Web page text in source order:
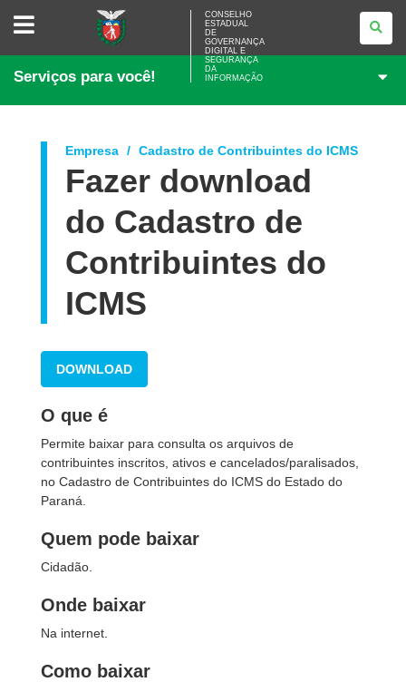
CONSELHO
ESTADUAL
GOVERNANÇA
E
DA
CONSELHO
ESTADUAL
DE
GOVERNANÇA
DIGITAL E
SEGURANÇA
DA
INFORMAÇÃO
Serviços para você!
Empresa Cadastro de Contribuintes do ICMS
Fazer download
do Cadastro de
Contribuintes do
ICMS
DOWNLOAD
O que é
Permite baixar para consulta os arquivos de
contribuintes inscritos, ativos e cancelados/paralisados,
no Cadastro de Contribuintes do ICMS do Estado do
Paraná.
Quem pode baixar
Cidadão.
Onde baixar
Na internet.
Como baixar